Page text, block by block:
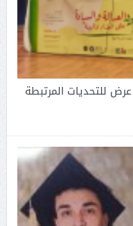
للتحديات المرتبطة